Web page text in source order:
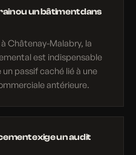
ou un bâtiment dans
Châtenay-Malabry, la
est indispensable
passif caché lié à une
antérieure.
exige un audit